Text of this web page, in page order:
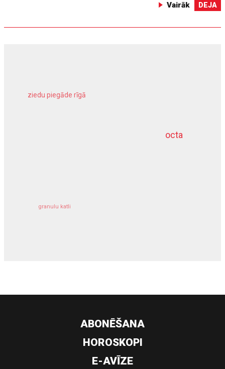
Vairāk DEJA
octa
ziedu piegāde rīgā
granulu katli
dziļurbums
ABONĒŠANA
HOROSKOPI
E-AVĪZE